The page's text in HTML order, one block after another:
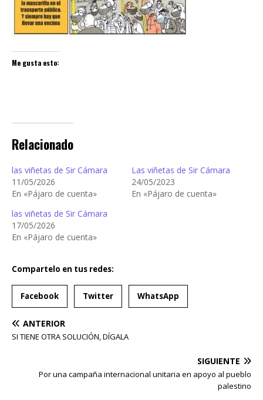
Me gusta esto:
Relacionado
las viñetas de Sir Cámara
11/05/2026
En «Pájaro de cuenta»
Las viñetas de Sir Cámara
24/05/2023
En «Pájaro de cuenta»
las viñetas de Sir Cámara
17/05/2026
En «Pájaro de cuenta»
Compartelo en tus redes:
Facebook Twitter WhatsApp
ANTERIOR
SI TIENE OTRA SOLUCIÓN, DÍGALA
SIGUIENTE
Por una campaña internacional unitaria en apoyo al pueblo
palestino